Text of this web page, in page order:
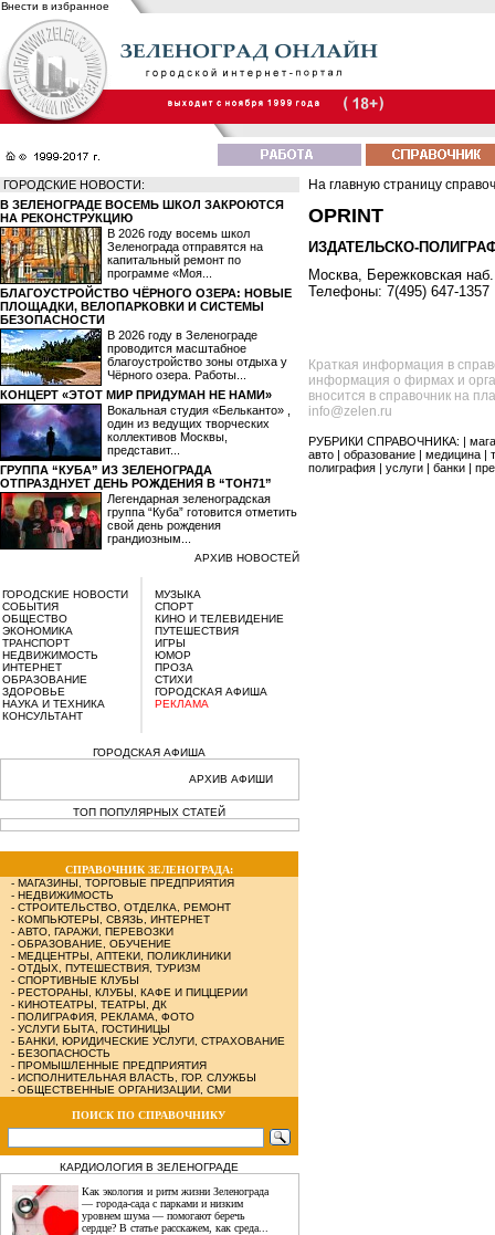
Внести в избранное
ГОРОДСКИЕ НОВОСТИ:
В ЗЕЛЕНОГРАДЕ ВОСЕМЬ ШКОЛ ЗАКРОЮТСЯ
НА РЕКОНСТРУКЦИЮ
В 2026 году восемь школ
Зеленограда отправятся на
капитальный ремонт по
программе «Моя...
БЛАГОУСТРОЙСТВО ЧЁРНОГО ОЗЕРА: НОВЫЕ
ПЛОЩАДКИ, ВЕЛОПАРКОВКИ И СИСТЕМЫ
БЕЗОПАСНОСТИ
В 2026 году в Зеленограде
проводится масштабное
благоустройство зоны отдыха у
Чёрного озера. Работы...
КОНЦЕРТ «ЭТОТ МИР ПРИДУМАН НЕ НАМИ»
Вокальная студия «Бельканто» ,
один из ведущих творческих
коллективов Москвы,
представит...
ГРУППА “КУБА” ИЗ ЗЕЛЕНОГРАДА
ОТПРАЗДНУЕТ ДЕНЬ РОЖДЕНИЯ В “ТОН71”
Легендарная зеленоградская
группа “Куба” готовится отметить
свой день рождения
грандиозным...
АРХИВ НОВОСТЕЙ
ГОРОДСКИЕ НОВОСТИ
СОБЫТИЯ
ОБЩЕСТВО
ЭКОНОМИКА
ТРАНСПОРТ
НЕДВИЖИМОСТЬ
ИНТЕРНЕТ
ОБРАЗОВАНИЕ
ЗДОРОВЬЕ
НАУКА И ТЕХНИКА
КОНСУЛЬТАНТ
МУЗЫКА
СПОРТ
КИНО И ТЕЛЕВИДЕНИЕ
ПУТЕШЕСТВИЯ
ИГРЫ
ЮМОР
ПРОЗА
СТИХИ
ГОРОДСКАЯ АФИША
РЕКЛАМА
ГОРОДСКАЯ АФИША
АРХИВ АФИШИ
ТОП ПОПУЛЯРНЫХ СТАТЕЙ
СПРАВОЧНИК ЗЕЛЕНОГРАДА:
- МАГАЗИНЫ, ТОРГОВЫЕ ПРЕДПРИЯТИЯ
- НЕДВИЖИМОСТЬ
- СТРОИТЕЛЬСТВО, ОТДЕЛКА, РЕМОНТ
- КОМПЬЮТЕРЫ, СВЯЗЬ, ИНТЕРНЕТ
- АВТО, ГАРАЖИ, ПЕРЕВОЗКИ
- ОБРАЗОВАНИЕ, ОБУЧЕНИЕ
- МЕДЦЕНТРЫ, АПТЕКИ, ПОЛИКЛИНИКИ
- ОТДЫХ, ПУТЕШЕСТВИЯ, ТУРИЗМ
- СПОРТИВНЫЕ КЛУБЫ
- РЕСТОРАНЫ, КЛУБЫ, КАФЕ И ПИЦЦЕРИИ
- КИНОТЕАТРЫ, ТЕАТРЫ, ДК
- ПОЛИГРАФИЯ, РЕКЛАМА, ФОТО
- УСЛУГИ БЫТА, ГОСТИНИЦЫ
- БАНКИ, ЮРИДИЧЕСКИЕ УСЛУГИ, СТРАХОВАНИЕ
- БЕЗОПАСНОСТЬ
- ПРОМЫШЛЕННЫЕ ПРЕДПРИЯТИЯ
- ИСПОЛНИТЕЛЬНАЯ ВЛАСТЬ, ГОР. СЛУЖБЫ
- ОБЩЕСТВЕННЫЕ ОРГАНИЗАЦИИ, СМИ
ПОИСК ПО СПРАВОЧНИКУ
КАРДИОЛОГИЯ В ЗЕЛЕНОГРАДЕ
Как экология и ритм жизни Зеленограда
— города‑сада с парками и низким
уровнем шума — помогают беречь
сердце? В статье расскажем, как среда...
На главную страницу
OPRINT
ИЗДАТЕЛЬСКО-
Москва, Бережковская
Телефоны: 7(495) 647-1357
Краткая информация в
информация о фирмах и
вносится в справочник на
info@zelen.ru
РУБРИКИ СПРАВОЧНИКА: |
авто
образование медицина
полиграфия
услуги банки